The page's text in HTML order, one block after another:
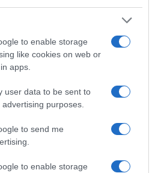
to enable storage
like cookies on web or
apps.
user data to be sent to
purposes.
to send me
to enable storage
purés y gazpachos